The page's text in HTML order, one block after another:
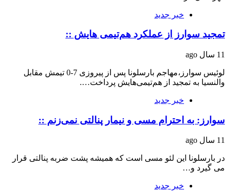
خبر جدید
تمجید سوارز از عملکرد هم‌تیمی هایش ::
11 سال ago
لوئیس سوارز،‌مهاجم بارسلونا پس از پیروزی 7-0 تیمش مقابل
والنسیا به تمجید از هم‌تیمی‌هایش پرداخت….
خبر جدید
سوارز: به احترام مسی و نیمار پنالتی نمی‌زنم ::
11 سال ago
در بارسلونا این لئو مسی است که همیشه پشت ضربه پنالتی قرار
می گیرد و…
خبر جدید